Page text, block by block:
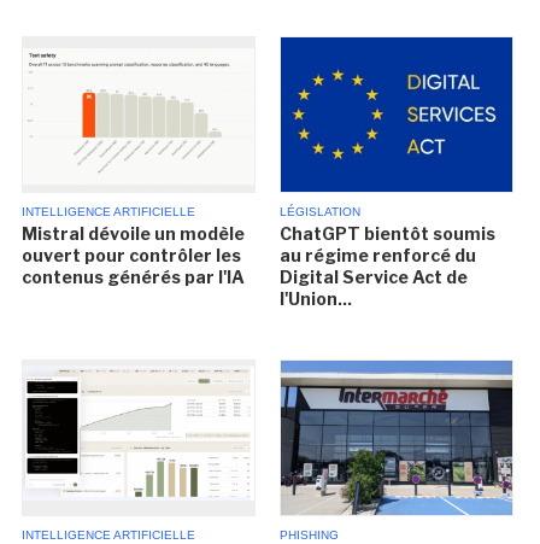
INTELLIGENCE ARTIFICIELLE
Mistral dévoile un modèle
ouvert pour contrôler les
contenus générés par l'IA
LÉGISLATION
ChatGPT bientôt soumis
au régime renforcé du
Digital Service Act de
l'Union...
INTELLIGENCE ARTIFICIELLE PHISHING